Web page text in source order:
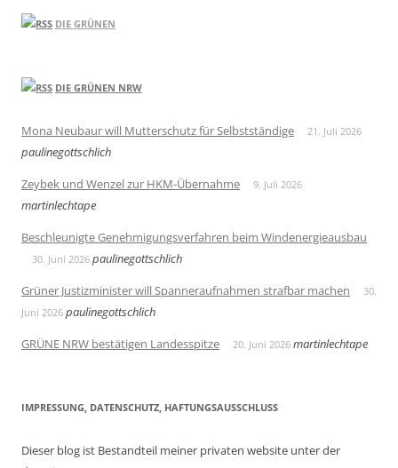
DIE GRÜNEN
DIE GRÜNEN NRW
Mona Neubaur will Mutterschutz für Selbstständige 21. Juli 2026
paulinegottschlich
Zeybek und Wenzel zur HKM-Übernahme
9. Juli 2026
martinlechtape
Beschleunigte Genehmigungsverfahren beim Windenergieausbau
30. Juni 2026 paulinegottschlich
Grüner Justizminister will Spanneraufnahmen strafbar machen
30.
Juni 2026 paulinegottschlich
GRÜNE NRW bestätigen Landesspitze
20. Juni 2026 martinlechtape
IMPRESSUNG, DATENSCHUTZ, HAFTUNGSAUSSCHLUSS
Dieser blog ist Bestandteil meiner privaten website unter der